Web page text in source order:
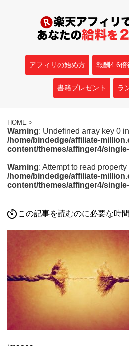
アフィリの始め方 報酬4.6倍
書籍プレゼント ラ
HOME >
Warning: Undefined array key 0 in
/home/bindedge/affiliate-
content/themes/affinger4/
Warning: Attempt to read
/home/bindedge/affiliate-
content/themes/affinger4/
この記事を読むのに必要な時